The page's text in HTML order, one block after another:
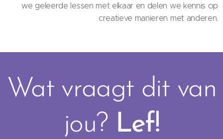
we geleerde lessen met elkaar en delen we kennis op
creatieve manieren met anderen.
Wat vraagt dit van
jou? Lef!